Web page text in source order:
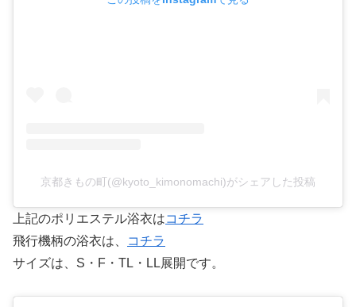
京都きもの町(@kyoto_kimonomachi)がシェアした投稿
上記のポリエステル浴衣はコチラ
飛行機柄の浴衣は、
コチラ
サイズは、S・F・TL・LL展開です。